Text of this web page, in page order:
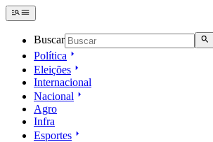
Buscar
Política
Eleições
Internacional
Nacional
Agro
Infra
Esportes